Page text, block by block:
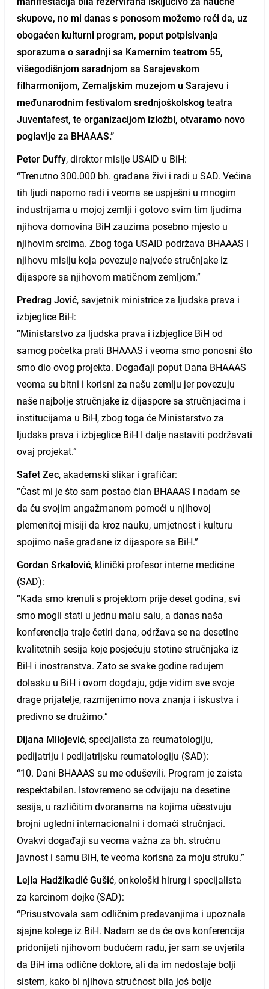
skupove, no mi danas s ponosom možemo reći da, uz
obogaćen kulturni program, poput potpisivanja
sporazuma o saradnji sa Kamernim teatrom 55,
višegodišnjom saradnjom sa Sarajevskom
filharmonijom, Zemaljskim muzejom u Sarajevu i
međunarodnim festivalom srednjoškolskog teatra
Juventafest, te organizacijom izložbi, otvaramo novo
poglavlje za BHAAAS.”
Peter Duffy, direktor misije USAID u BiH:
“Trenutno 300.000 bh. građana živi i radi u SAD. Većina
tih ljudi naporno radi i veoma se uspješni u mnogim
industrijama u mojoj zemlji i gotovo svim tim ljudima
njihova domovina BiH zauzima posebno mjesto u
njihovim srcima. Zbog toga USAID podržava BHAAAS i
njihovu misiju koja povezuje najveće stručnjake iz
dijaspore sa njihovom matičnom zemljom.”
Predrag Jović, savjetnik ministrice za ljudska prava i
izbjeglice BiH:
“Ministarstvo za ljudska prava i izbjeglice BiH od
samog početka prati BHAAAS i veoma smo ponosni što
smo dio ovog projekta. Događaji poput Dana BHAAAS
veoma su bitni i korisni za našu zemlju jer povezuju
naše najbolje stručnjake iz dijaspore sa stručnjacima i
institucijama u BiH, zbog toga će Ministarstvo za
ljudska prava i izbjeglice BiH I dalje nastaviti podržavati
ovaj projekat.”
Safet Zec, akademski slikar i grafičar:
“Čast mi je što sam postao član BHAAAS i nadam se
da ću svojim angažmanom pomoći u njihovoj
plemenitoj misiji da kroz nauku, umjetnost i kulturu
spojimo naše građane iz dijaspore sa BiH.”
Gordan Srkalović, klinički profesor interne medicine
(SAD):
“Kada smo krenuli s projektom prije deset godina, svi
smo mogli stati u jednu malu salu, a danas naša
konferencija traje četiri dana, održava se na desetine
kvalitetnih sesija koje posjećuju stotine stručnjaka iz
BiH i inostranstva. Zato se svake godine radujem
dolasku u BiH i ovom dogđaju, gdje vidim sve svoje
drage prijatelje, razmijenimo nova znanja i iskustva i
predivno se družimo.”
Dijana Milojević, specijalista za reumatologiju,
pedijatriju i pedijatrijsku reumatologiju (SAD):
“10. Dani BHAAAS su me oduševili. Program je zaista
respektabilan. Istovremeno se odvijaju na desetine
sesija, u različitim dvoranama na kojima učestvuju
brojni ugledni internacionalni i domaći stručnjaci.
Ovakvi događaji su veoma važna za bh. stručnu
javnost i samu BiH, te veoma korisna za moju struku.”
Lejla Hadžikadić Gušić, onkološki hirurg i specijalista
za karcinom dojke (SAD):
“Prisustvovala sam odličnim predavanjima i upoznala
sjajne kolege iz BiH. Nadam se da će ova konferencija
pridonijeti njihovom budućem radu, jer sam se uvjerila
da BiH ima odlične doktore, ali da im nedostaje bolji
sistem, kako bi njihova stručnost bila još bolje